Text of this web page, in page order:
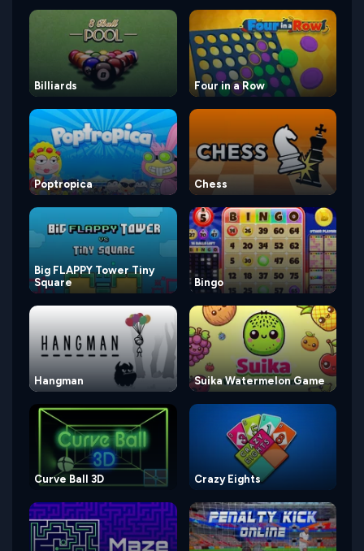
Billiards Four in a Row
Poptropica Chess
Big FLAPPY Tower Tiny
Square
Bingo
Hangman Suika Watermelon Game
Curve Ball 3D Crazy Eights